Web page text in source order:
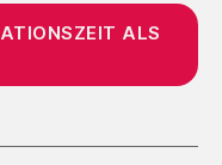
ALS